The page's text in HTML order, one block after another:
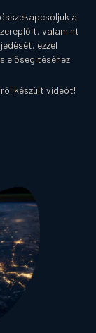
a
valamint
ezzel
elősegítéséhez.
készült videót!